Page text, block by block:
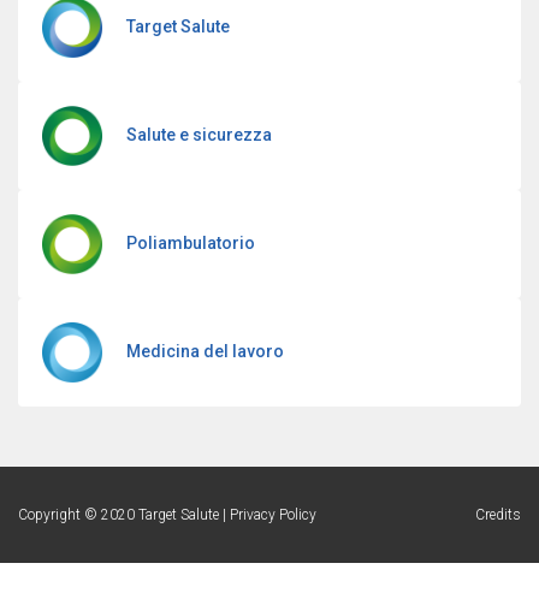
Target Salute
Salute e sicurezza
Poliambulatorio
Medicina del lavoro
Copyright © 2020 Target Salute | Privacy Policy Credits